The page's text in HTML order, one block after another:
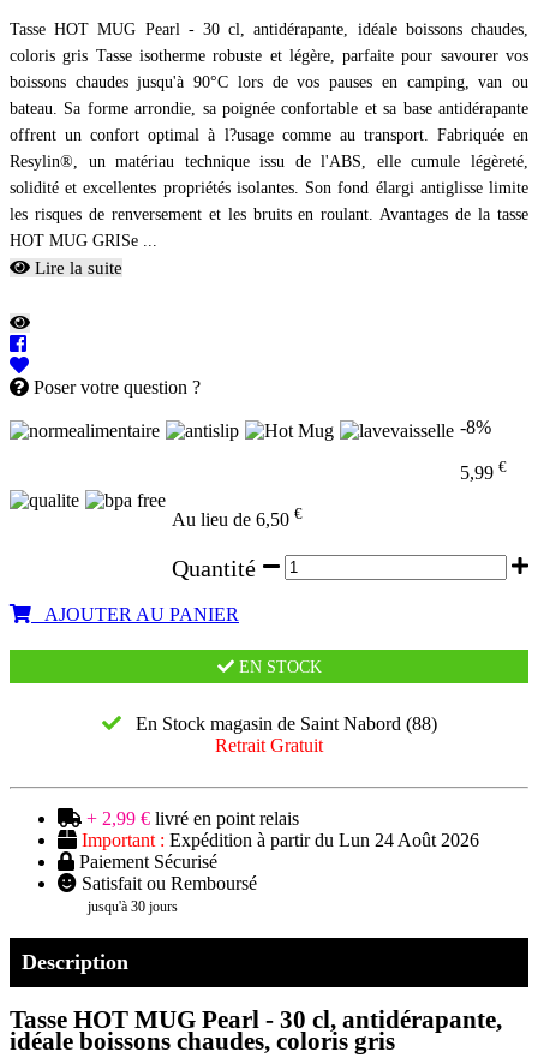
Tasse HOT MUG Pearl - 30 cl, antidérapante, idéale boissons chaudes,
coloris gris Tasse isotherme robuste et légère, parfaite pour savourer vos
boissons chaudes jusqu'à 90°C lors de vos pauses en camping, van ou
bateau. Sa forme arrondie, sa poignée confortable et sa base antidérapante
offrent un confort optimal à l?usage comme au transport. Fabriquée en
Resylin®, un matériau technique issu de l'ABS, elle cumule légèreté,
solidité et excellentes propriétés isolantes. Son fond élargi antiglisse limite
les risques de renversement et les bruits en roulant. Avantages de la tasse
HOT MUG GRISe ...
Lire la suite
Poser votre question ?
-8%
5,99 €
Au lieu de 6,50 €
Quantité
AJOUTER AU PANIER
EN STOCK
En Stock magasin de Saint Nabord (88)
Retrait Gratuit
+ 2,99 € livré en point relais
Important : Expédition à partir du Lun 24 Août 2026
Paiement Sécurisé
Satisfait ou Remboursé
jusqu'à 30 jours
Description
Tasse HOT MUG Pearl - 30 cl, antidérapante,
idéale boissons chaudes, coloris gris